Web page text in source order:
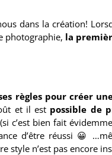
dans la création!
photographie, la
règles pour créer
et il est possible de
c’est bien fait
d’être réussi 😀
style n’est pas encore